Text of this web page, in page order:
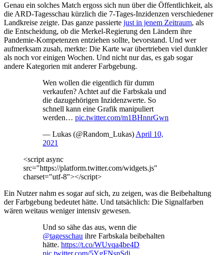
Genau ein solches Match ergoss sich nun über die Öffentlichkeit, als
die ARD-Tagesschau kürzlich die 7-Tages-Inzidenzen verschiedener
Landkreise zeigte. Das ganze passierte just in jenem Zeitraum, als
die Entscheidung, ob die Merkel-Regierung den Ländern ihre
Pandemie-Kompetenzen entziehen sollte, bevorstand. Und wer
aufmerksam zusah, merkte: Die Karte war übertrieben viel dunkler
als noch vor einigen Wochen. Und nicht nur das, es gab sogar
andere Kategorien mit anderer Farbgebung.
Wen wollen die eigentlich für dumm
verkaufen? Achtet auf die Farbskala und
die dazugehörigen Inzidenzwerte. So
schnell kann eine Grafik manipuliert
werden… pic.twitter.com/m1BHnnrGwn
— Lukas (@Random_Lukas) April 10,
2021
<script async
src="https://platform.twitter.com/widgets.js"
charset="utf-8"></script>
Ein Nutzer nahm es sogar auf sich, zu zeigen, was die Beibehaltung
der Farbgebung bedeutet hätte. Und tatsächlich: Die Signalfarben
wären weitaus weniger intensiv gewesen.
Und so sähe das aus, wenn die
@tagesschau ihre Farbskala beibehalten
hätte. https://t.co/WUvqa4be4D
pic.twitter.com/5YgFNsnSdj